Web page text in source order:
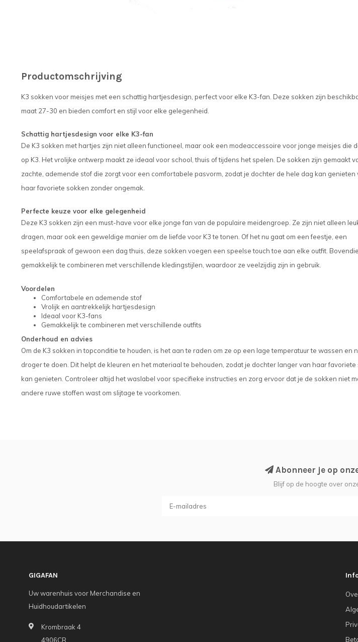
Productomschrijving
K3 sokken voor meisjes met een schattig hartjesdesign, perfect voor elke K3-fan. Deze sokken zijn
maat 27-30 en bieden comfort en stijl voor elke gelegenheid.
Schattig hartjesdesign voor elke K3-fan
De K3 sokken met hartjes zijn niet alleen functioneel, maar ook een modeaccessoire voor jonge meisjes die
op K3. Het vrolijke ontwerp maakt ze ideaal voor school, thuis of tijdens het spelen. De sokken zijn gemaakt
zachte, ademende stof die zorgt voor een comfortabele pasvorm, zodat je dochter de hele dag kan genieten
haar favoriete sokken zonder ongemak.
Perfecte keuze voor elke gelegenheid
Deze K3 sokken zijn een must-have voor elke jonge fan van de populaire meidengroep. Ze zijn niet alleen
dragen, maar ook een geweldige manier om de liefde voor K3 te tonen. Of het nu gaat om een feestje, een
speelafspraak of gewoon een dag thuis, deze sokken voegen een speelse touch toe aan elke outfit.
gemakkelijk te combineren met verschillende kledingstijlen, waardoor ze veelzijdig zijn in gebruik.
Voordelen
Comfortabele en ademende stof
Vrolijk en aantrekkelijk hartjesdesign
Ideaal voor K3-fans
Gemakkelijk te combineren met verschillende outfits
Onderhoud en advies
Om de K3 sokken in topconditie te houden, is het aan te raden om ze op een lage temperatuur te wassen en
droger te doen. Dit helpt de kleuren en het materiaal te behouden, zodat je dochter langer van haar favoriete
kan genieten. Controleer altijd het waslabel voor specifieke instructies en zorg ervoor dat je de sokken niet
andere ruwe stoffen wast om slijtage te voorkomen.
Abonneer je op
Blijf op de hoogte over
GIGAFAN
Uw warenhuis voor Merchandise en
Huidhoudartikelen
Krombraak 4
4906CR